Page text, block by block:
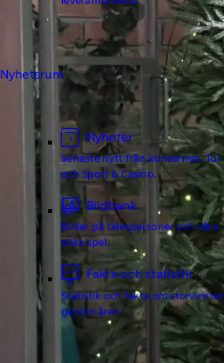
Nyhetsrum
Nyheter
Senaste nytt från koncernen, Tur
och Sport & Casino.
Bildbank
Bilder på talespersoner och våra
olika spel.
Fakta och statistik
Statistik och fakta om storvinster
genom åren.